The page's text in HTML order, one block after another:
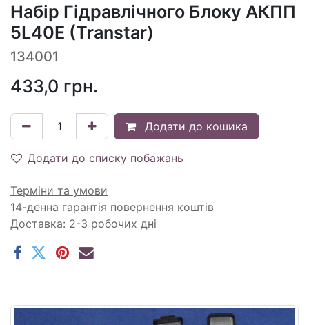
Набір Гідравлічного Блоку АКПП
5L40E (Transtar)
134001
433,0 грн.
Додати до кошика
Додати до списку побажань
Терміни та умови
14-денна гарантія повернення коштів
Доставка: 2-3 робочих дні